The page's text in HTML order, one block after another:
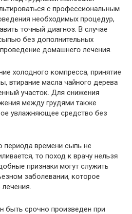
с профессиональным
необходимых процедур,
точный диагноз. В случае
без дополнительных
домашнего лечения.
холодного компресса, принятие
втирание масла чайного дерева
участок. Для снижения
между грудями также
увлажняющее средство без
периода времени сыпь не
то поход к врачу нельзя
признаки могут служить
заболевании, которое
быть срочно произведен при